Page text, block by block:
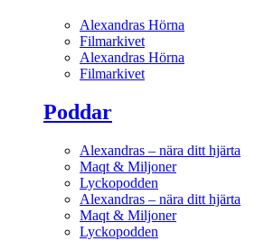
Alexandras Hörna
Filmarkivet
Alexandras Hörna
Filmarkivet
Poddar
Alexandras – nära ditt hjärta
Maqt & Miljoner
Lyckopodden
Alexandras – nära ditt hjärta
Maqt & Miljoner
Lyckopodden